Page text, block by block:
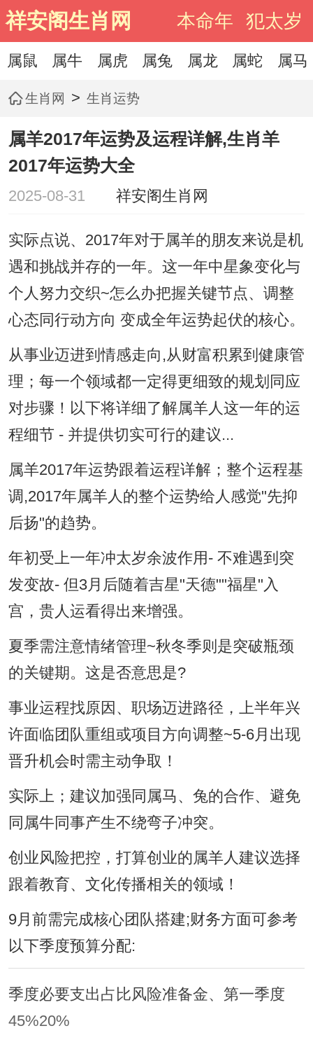
祥安阁生肖网 本命年 犯太岁
属鼠 属牛 属虎 属兔 属龙 属蛇 属马
生肖网 > 生肖运势
属羊2017年运势及运程详解,生肖羊
2017年运势大全
2025-08-31 祥安阁生肖网
实际点说、2017年对于属羊的朋友来说是机
遇和挑战并存的一年。这一年中星象变化与
个人努力交织~怎么办把握关键节点、调整
心态同行动方向 变成全年运势起伏的核心。
从事业迈进到情感走向,从财富积累到健康管
理；每一个领域都一定得更细致的规划同应
对步骤！以下将详细了解属羊人这一年的运
程细节 - 并提供切实可行的建议...
属羊2017年运势跟着运程详解；整个运程基
调,2017年属羊人的整个运势给人感觉"先抑
后扬"的趋势。
年初受上一年冲太岁余波作用- 不难遇到突
发变故- 但3月后随着吉星"天德""福星"入
宫，贵人运看得出来增强。
夏季需注意情绪管理~秋冬季则是突破瓶颈
的关键期。这是否意思是?
事业运程找原因、职场迈进路径，上半年兴
许面临团队重组或项目方向调整~5-6月出现
晋升机会时需主动争取！
实际上；建议加强同属马、兔的合作、避免
同属牛同事产生不绕弯子冲突。
创业风险把控，打算创业的属羊人建议选择
跟着教育、文化传播相关的领域！
9月前需完成核心团队搭建;财务方面可参考
以下季度预算分配:
季度必要支出占比风险准备金、第一季度
45%20%